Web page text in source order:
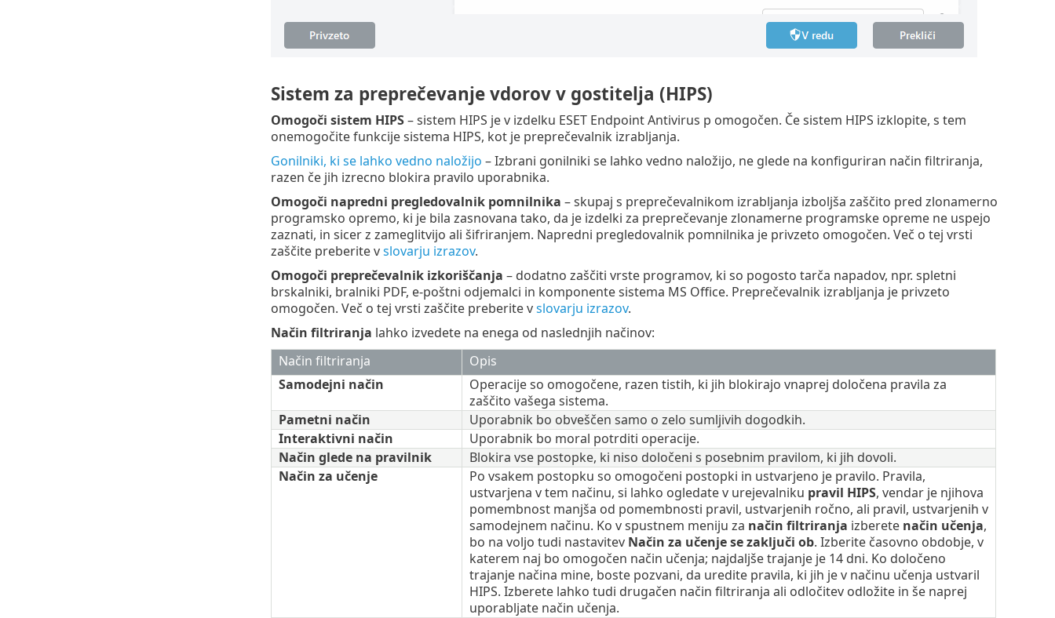
Sistem za preprečevanje vdorov v gostitelja (HIPS)
Omogoči sistem HIPS– sistem HIPS je v izdelku ESET Endpoint Antivirus p omogočen. Če sistem HIPS izklopite, s tem
onemogočite funkcije sistema HIPS, kot je preprečevalnik izrabljanja.
Gonilniki, ki se lahko vedno naložijo – Izbrani gonilniki se lahko vedno naložijo, ne glede na konfiguriran način filtriranja,
razen če jih izrecno blokira pravilo uporabnika.
Omogoči napredni pregledovalnik pomnilnika – skupaj s preprečevalnikom izrabljanja izboljša zaščito pred zlonamerno
programsko opremo, ki je bila zasnovana tako, da je izdelki za preprečevanje zlonamerne programske opreme ne uspejo
zaznati, in sicer z zameglitvijo ali šifriranjem. Napredni pregledovalnik pomnilnika je privzeto omogočen. Več o tej vrsti
zaščite preberite vslovarju izrazov.
Omogoči preprečevalnik izkoriščanja – dodatno zaščiti vrste programov, ki so pogosto tarča napadov, npr. spletni
brskalniki, bralniki PDF, e-poštni odjemalci in komponente sistema MS Office. Preprečevalnik izrabljanja je privzeto
omogočen. Več o tej vrsti zaščite preberite vslovarju izrazov.
Način filtriranja lahko izvedete na enega od naslednjih načinov:
Način filtriranja
Opis
Samodejni način
Operacije so omogočene, razen tistih, ki jih blokirajo vnaprej določena pravila za
zaščito vašega sistema.
Pametni način
Uporabnik bo obveščen samo o zelo sumljivih dogodkih.
Interaktivni način
Uporabnik bo moral potrditi operacije.
Način glede na pravilnik
Blokira vse postopke, ki niso določeni s posebnim pravilom, ki jih dovoli.
Način za učenje
Po vsakem postopku so omogočeni postopki in ustvarjeno je pravilo. Pravila,
ustvarjena v tem načinu, si lahko ogledate v urejevalniku pravil HIPS, vendar je njihova
pomembnost manjša od pomembnosti pravil, ustvarjenih ročno, ali pravil, ustvarjenih v
samodejnem načinu. Ko v spustnem meniju za način filtriranja izberete način učenja,
bo na voljo tudi nastavitev Način za učenje se zaključi ob. Izberite časovno obdobje, v
katerem naj bo omogočen način učenja; najdaljše trajanje je 14 dni. Ko določeno
trajanje načina mine, boste pozvani, da uredite pravila, ki jih je v načinu učenja ustvaril
HIPS. Izberete lahko tudi drugačen način filtriranja ali odločitev odložite in še naprej
uporabljate način učenja.